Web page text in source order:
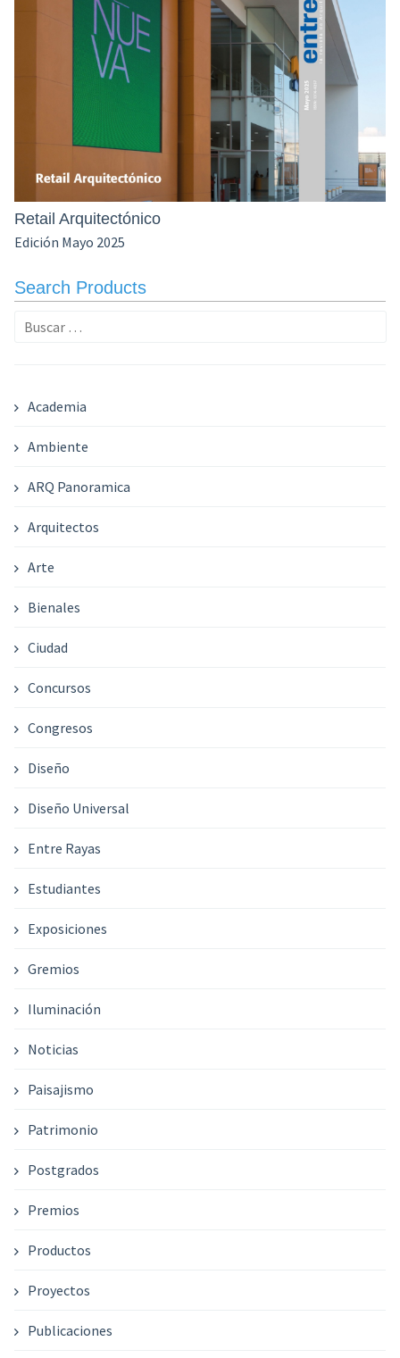
Retail Arquitectónico
Edición Mayo 2025
Search Products
Buscar:
Academia
Ambiente
ARQ Panoramica
Arquitectos
Arte
Bienales
Ciudad
Concursos
Congresos
Diseño
Diseño Universal
Entre Rayas
Estudiantes
Exposiciones
Gremios
Iluminación
Noticias
Paisajismo
Patrimonio
Postgrados
Premios
Productos
Proyectos
Publicaciones